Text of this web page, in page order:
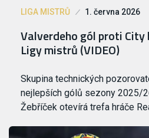
LIGA MISTRŮ 1. června 2026
Valverdeho gól proti City
Ligy mistrů (VIDEO)
Skupina technických
nejlepších gólů sezony 2025/
Žebříček otevírá trefa hráče